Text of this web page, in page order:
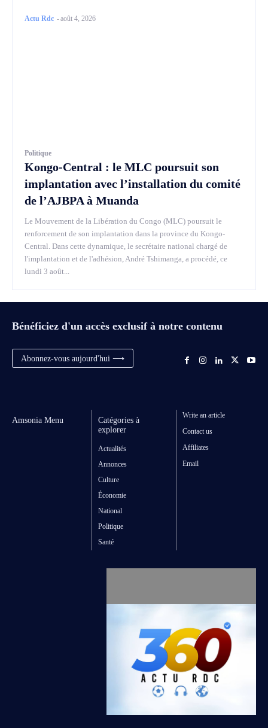
Actu Rdc -août 4, 2026
Politique
Kongo-Central : le MLC poursuit son
implantation avec l’installation du comité
de l’AJBPA à Muanda
Le Mouvement de la Libération du Congo (MLC) poursuit le
renforcement de son implantation dans la province du Kongo-
Central. Dans cette dynamique, le secrétaire national chargé de
l'implantation et de l'adhésion, André Tshimanga, a procédé, ce
lundi 3 août...
Bénéficiez d'un accès exclusif à notre contenu
Abonnez-vous aujourd'hui ⟶
Amsonia Menu
Catégories à
explorer
Actualités
Annonces
Culture
Économie
National
Politique
Santé
Write an article
Contact us
Affiliates
Email